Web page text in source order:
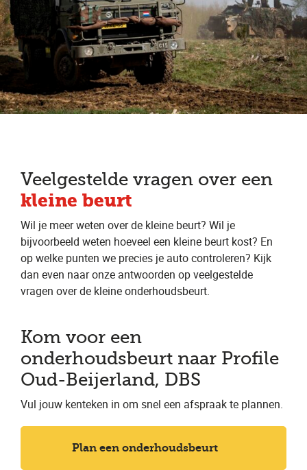
Veelgestelde vragen over een
kleine beurt
Wil je meer weten over de kleine beurt? Wil je
bijvoorbeeld weten hoeveel een kleine beurt kost? En
op welke punten we precies je auto controleren? Kijk
dan even naar onze antwoorden op veelgestelde
vragen over de kleine onderhoudsbeurt.
Kom voor een
onderhoudsbeurt naar Profile
Oud-Beijerland, DBS
Vul jouw kenteken in om snel een afspraak te plannen.
Plan een onderhoudsbeurt